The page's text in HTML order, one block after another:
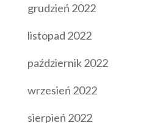
grudzień 2022
listopad 2022
październik 2022
wrzesień 2022
sierpień 2022